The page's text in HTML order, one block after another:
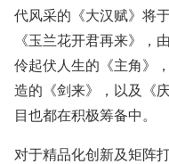
代风采的《大汉赋》将
《玉兰花开君再来》，
伶起伏人生的《主角》
造的《剑来》，以及《
目也都在积极筹备中。
对于精品化创新及矩阵